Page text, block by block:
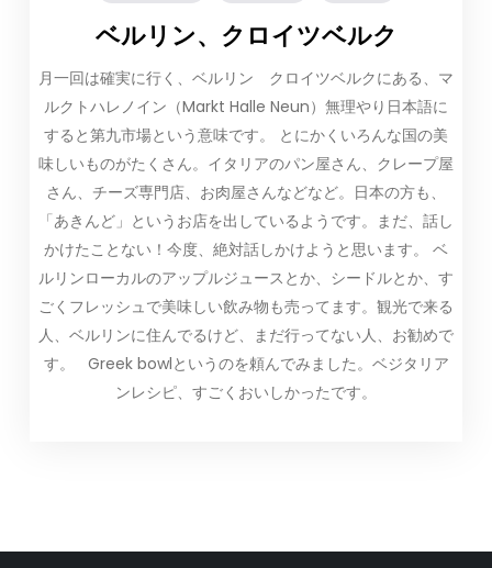
ベルリン、クロイツベルク
月一回は確実に行く、ベルリン クロイツベルクにある、マ
ルクトハレノイン（Markt Halle Neun）無理やり日本語に
すると第九市場という意味です。 とにかくいろんな国の美
味しいものがたくさん。イタリアのパン屋さん、クレープ屋
さん、チーズ専門店、お肉屋さんなどなど。日本の方も、
「あきんど」というお店を出しているようです。まだ、話し
かけたことない！今度、絶対話しかけようと思います。 ベ
ルリンローカルのアップルジュースとか、シードルとか、す
ごくフレッシュで美味しい飲み物も売ってます。観光で来る
人、ベルリンに住んでるけど、まだ行ってない人、お勧めで
す。 Greek bowlというのを頼んでみました。ベジタリア
ンレシピ、すごくおいしかったです。